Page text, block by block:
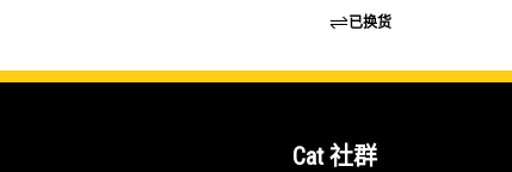
已换货
Cat 社群